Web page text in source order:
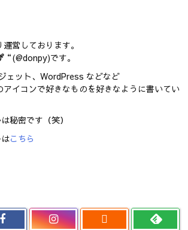
営しております。
“(@donpy)です。
ェット、WordPress などなど
イコンで好きなものを好きなように書いてい
秘密です（笑）
こちら
